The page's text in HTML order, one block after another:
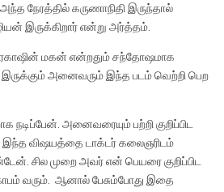
நேரத்தில் கருணாநிதி இருந்தால்
இருக்கிறார் என்று அர்த்தம்.
மகன் என்றதும் சந்தோஷமாக
இருக்கும் அனைவரும் இந்த படம் வெற்றி பெற
அனைவரையும் பற்றி குறிப்பிட
இந்த விஷயத்தை டாக்டர் கலைஞரிடம்
சில முறை அவர் என் பெயரை குறிப்பிட
வரும். ஆனால் பேசும்போது இதை